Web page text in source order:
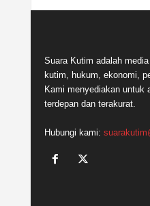
Suara Kutim adalah
kutim, hukum, ekonomi,
Kami menyediakan untuk
terdepan dan terakurat.
Hubungi kami: